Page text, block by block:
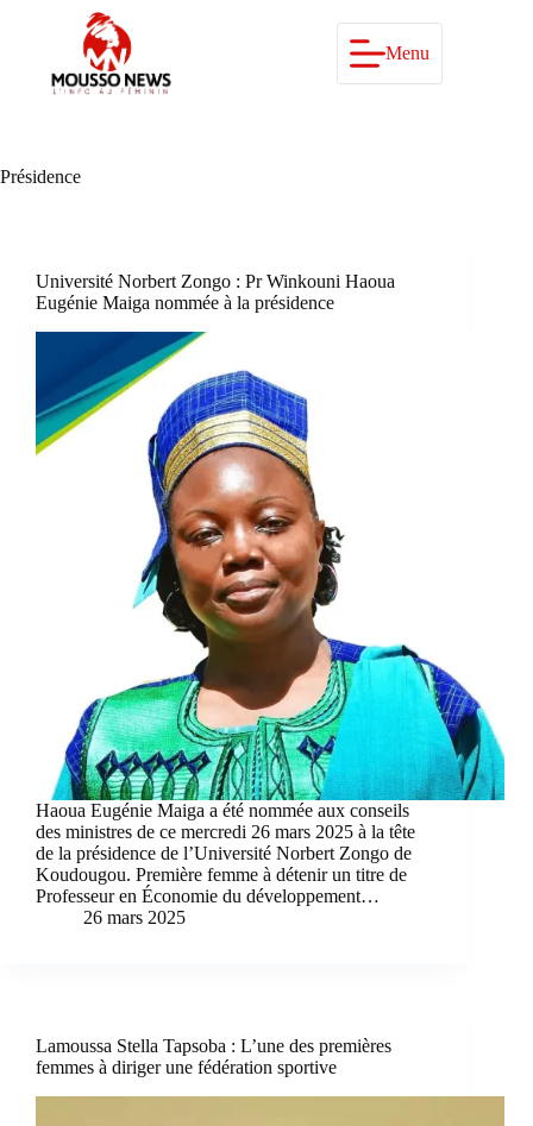
Menu
Présidence
Université Norbert Zongo : Pr Winkouni Haoua
Eugénie Maiga nommée à la présidence
Haoua Eugénie Maiga a été nommée aux conseils
des ministres de ce mercredi 26 mars 2025 à la tête
de la présidence de l’Université Norbert Zongo de
Koudougou. Première femme à détenir un titre de
Professeur en Économie du développement…
26 mars 2025
Lamoussa Stella Tapsoba : L’une des premières
femmes à diriger une fédération sportive